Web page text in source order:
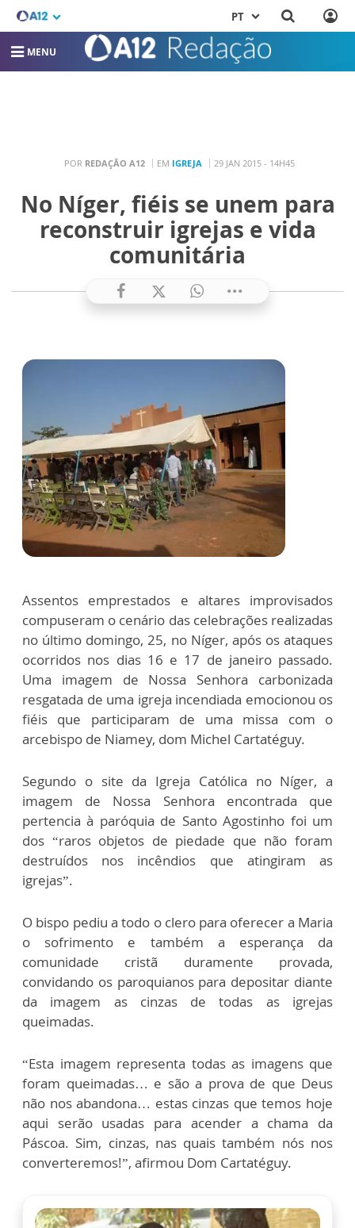
PT
MENU
POR REDAÇÃO A12 EM IGREJA 29 JAN 2015 - 14H45
No Níger, fiéis se unem para
reconstruir igrejas e vida
comunitária
Assentos emprestados e altares improvisados
compuseram o cenário das celebrações realizadas
no último domingo, 25, no Níger, após os ataques
ocorridos nos dias 16 e 17 de janeiro passado.
Uma imagem de Nossa Senhora carbonizada
resgatada de uma igreja incendiada emocionou os
fiéis que participaram de uma missa com o
arcebispo de Niamey, dom Michel Cartatéguy.
Segundo o site da Igreja Católica no Níger, a
imagem de Nossa Senhora encontrada que
pertencia à paróquia de Santo Agostinho foi um
dos “raros objetos de piedade que não foram
destruídos nos incêndios que atingiram as
igrejas”.
O bispo pediu a todo o clero para oferecer a Maria
o sofrimento e também a esperança da
comunidade cristã duramente provada,
convidando os paroquianos para depositar diante
da imagem as cinzas de todas as igrejas
queimadas.
“Esta imagem representa todas as imagens que
foram queimadas… e são a prova de que Deus
não nos abandona… estas cinzas que temos hoje
aqui serão usadas para acender a chama da
Páscoa. Sim, cinzas, nas quais também nós nos
converteremos!”, afirmou Dom Cartatéguy.